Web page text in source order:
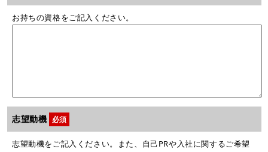
お持ちの資格をご記入ください。
志望動機 必須
志望動機をご記入ください。また、自己PRや入社に関するご希望